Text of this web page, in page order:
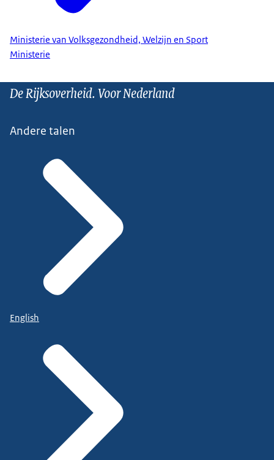
Ministerie van Volksgezondheid, Welzijn en Sport
Ministerie
De Rijksoverheid. Voor Nederland
Andere talen
English